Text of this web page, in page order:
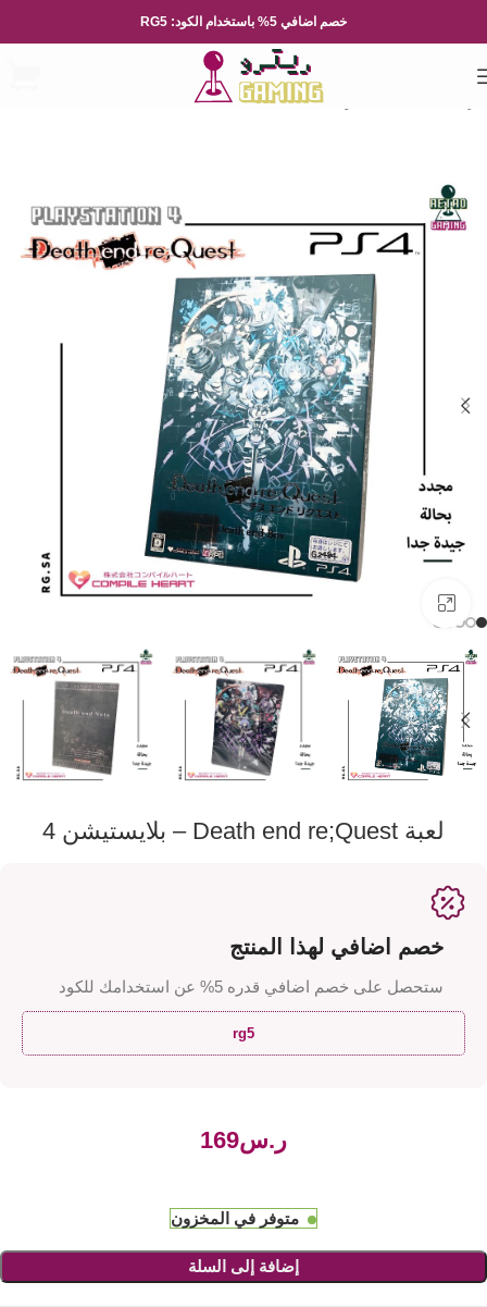
خصم اضافي 5% باستخدام الكود: RG5
لعبة Death end re;Quest – بلايستيشن 4
خصم اضافي لهذا المنتج
ستحصل على خصم اضافي قدره 5% عن استخدامك للكود
rg5
ر.س
متوفر في المخزون
إضافة إلى السلة